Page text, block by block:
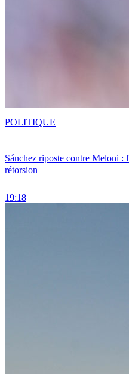
Sánchez riposte contre Meloni :
rétorsion
19:18
POLITIQUE